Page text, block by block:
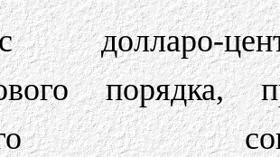
долларо-
порядка,